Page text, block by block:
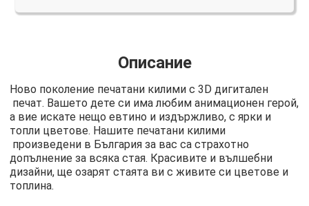
Описание
Ново поколение печатани килими с 3D дигитален
печат. Вашето дете си има любим анимационен герой,
а вие искате нещо евтино и издържливо, с ярки и
топли цветове. Нашите печатани килими
произведени в България за вас са страхотно
допълнение за всяка стая. Красивите и вълшебни
дизайни, ще озарят стаята ви с живите си цветове и
топлина.